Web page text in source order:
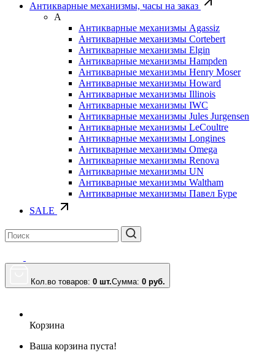
Антикварные механизмы, часы на заказ
А
Антикварные механизмы Agassiz
Антикварные механизмы Cortebert
Антикварные механизмы Elgin
Антикварные механизмы Hampden
Антикварные механизмы Henry Moser
Антикварные механизмы Howard
Антикварные механизмы Illinois
Антикварные механизмы IWC
Антикварные механизмы Jules Jurgensen
Антикварные механизмы LeCoultre
Антикварные механизмы Longines
Антикварные механизмы Omega
Антикварные механизмы Renova
Антикварные механизмы UN
Антикварные механизмы Waltham
Антикварные механизмы Павел Буре
SALE
Кол.во товаров: 0 шт.Сумма: 0 руб.
Корзина
Ваша корзина пуста!